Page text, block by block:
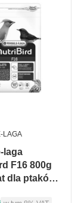
laga
F16 800g
dla ptaków
LAGA